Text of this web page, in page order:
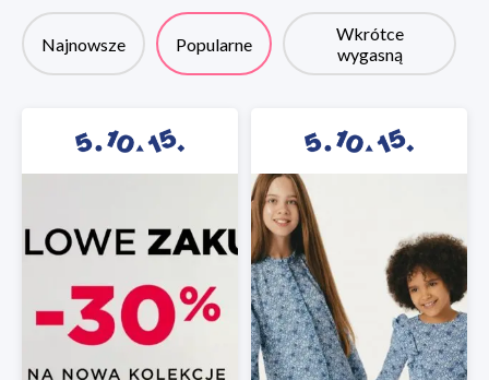
Najnowsze Popularne
Wkrótce
wygasną